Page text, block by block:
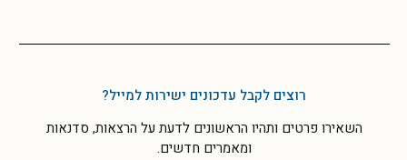
רוצים לקבל עדכונים ישירות למייל?
השאירו פרטים ותהיו הראשונים לדעת על הרצאות, סדנאות
ומאמרים חדשים.